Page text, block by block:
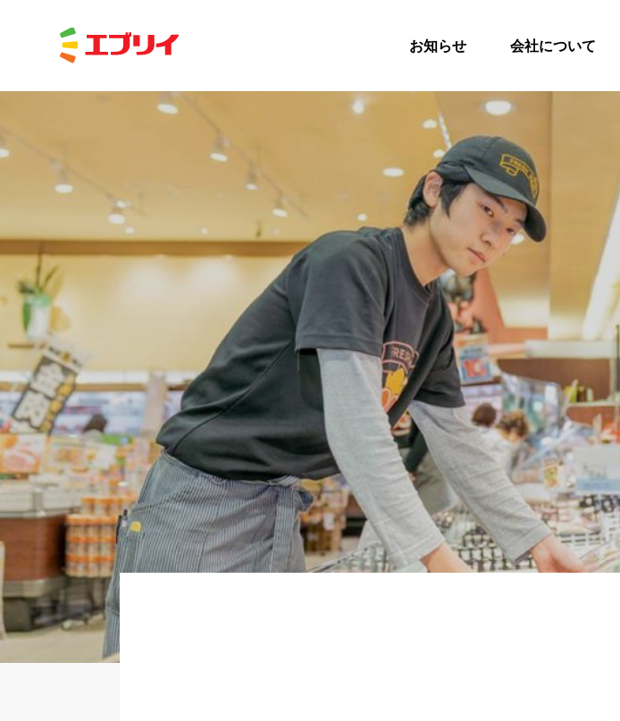
News
About
Regular
Partner
お知らせ 会社について